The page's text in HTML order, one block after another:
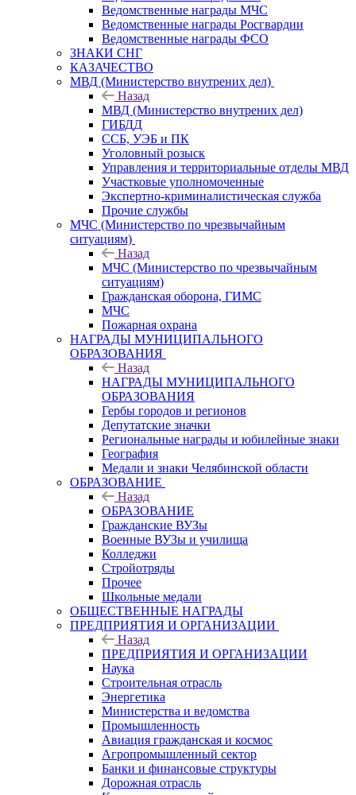
Ведомственные награды МЧС
Ведомственные награды Росгвардии
Ведомственные награды ФСО
ЗНАКИ СНГ
КАЗАЧЕСТВО
МВД (Министерство внутрених дел)
Назад
МВД (Министерство внутрених дел)
ГИБДД
ССБ, УЭБ и ПК
Уголовный розыск
Управления и территориальные отделы МВД
Участковые уполномоченные
Экспертно-криминалистическая служба
Прочие службы
МЧС (Министерство по чрезвычайным
ситуациям)
Назад
МЧС (Министерство по чрезвычайным
ситуациям)
Гражданская оборона, ГИМС
МЧС
Пожарная охрана
НАГРАДЫ МУНИЦИПАЛЬНОГО
ОБРАЗОВАНИЯ
Назад
НАГРАДЫ МУНИЦИПАЛЬНОГО
ОБРАЗОВАНИЯ
Гербы городов и регионов
Депутатские значки
Региональные награды и юбилейные знаки
География
Медали и знаки Челябинской области
ОБРАЗОВАНИЕ
Назад
ОБРАЗОВАНИЕ
Гражданские ВУЗы
Военные ВУЗы и училища
Колледжи
Стройотряды
Прочее
Школьные медали
ОБЩЕСТВЕННЫЕ НАГРАДЫ
ПРЕДПРИЯТИЯ И ОРГАНИЗАЦИИ
Назад
ПРЕДПРИЯТИЯ И ОРГАНИЗАЦИИ
Наука
Строительная отрасль
Энергетика
Министерства и ведомства
Промышленность
Авиация гражданская и космос
Агропромышленный сектор
Банки и финансовые структуры
Дорожная отрасль